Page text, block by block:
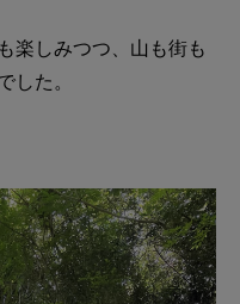
楽しみつつ、山も街も
した。